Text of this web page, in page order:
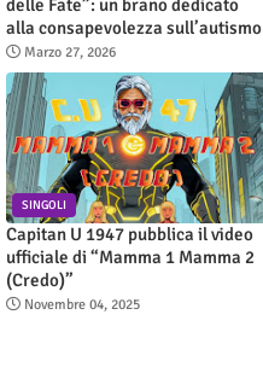
delle Fate”: un brano dedicato
alla consapevolezza sull’autismo
Marzo 27, 2026
SINGOLI
Capitan U 1947 pubblica il video
ufficiale di “Mamma 1 Mamma 2
(Credo)”
Novembre 04, 2025